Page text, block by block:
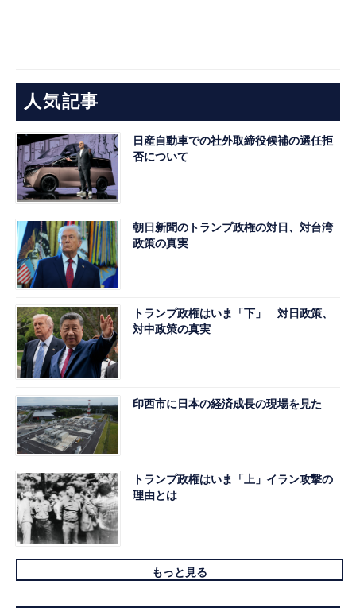
人気記事
日産自動車での社外取締役候補の選任拒
否について
朝日新聞のトランプ政権の対日、対台湾
政策の真実
トランプ政権はいま「下」 対日政策、
対中政策の真実
印西市に日本の経済成長の現場を見た
トランプ政権はいま「上」イラン攻撃の
理由とは
もっと見る